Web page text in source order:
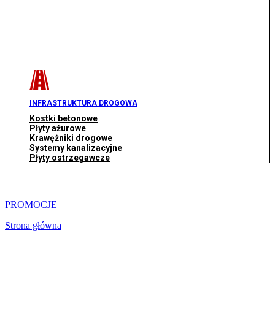
INFRASTRUKTURA DROGOWA
Kostki betonowe
Płyty ażurowe
Krawężniki drogowe
Systemy kanalizacyjne
Płyty ostrzegawcze
PROMOCJE
Strona główna